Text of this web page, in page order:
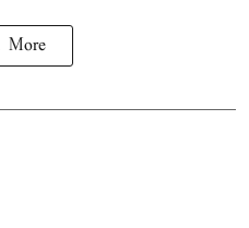
More